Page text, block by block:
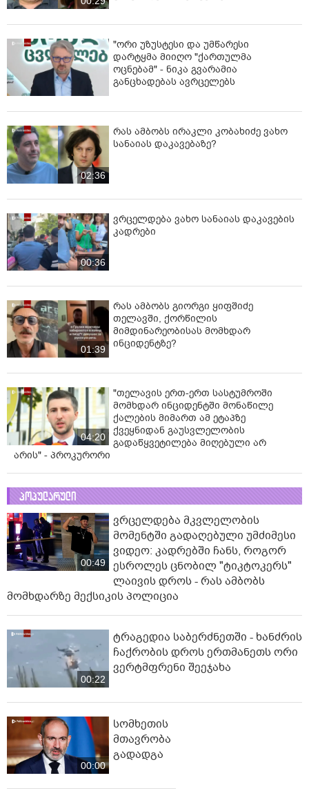
"ორი უზუსტესი და უმწარესი
დარტყმა მიიღო "ქართულმა
ოცნებამ" - ნიკა გვარამია
განცხადებას ავრცელებს
02:36
რას ამბობს ირაკლი კობახიძე ვახო
სანაიას დაკავებაზე?
00:36
ვრცელდება ვახო სანაიას დაკავების
კადრები
01:39
რას ამბობს გიორგი ყიფშიძე
თელავში, ქორწილის
მიმდინარეობისას მომხდარ
ინციდენტზე?
04:20
"თელავის ერთ-ერთ სასტუმროში
მომხდარ ინციდენტში მონაწილე
ქალების მიმართ ამ ეტაპზე
ქვეყნიდან გაუსვლელობის
გადაწყვეტილება მიღებული არ
არის" - პროკურორი
პოპულარული
00:49
ვრცელდება მკვლელობის
მომენტში გადაღებული უმძიმესი
ვიდეო: კადრებში ჩანს, როგორ
ესროლეს ცნობილ "ტიკტოკერს"
ლაივის დროს - რას ამბობს
მომხდარზე მექსიკის პოლიცია
00:22
ტრაგედია საბერძნეთში - ხანძრის
ჩაქრობის დროს ერთმანეთს ორი
ვერტმფრენი შეეჯახა
00:00
სომხეთის
მთავრობა
გადადგა